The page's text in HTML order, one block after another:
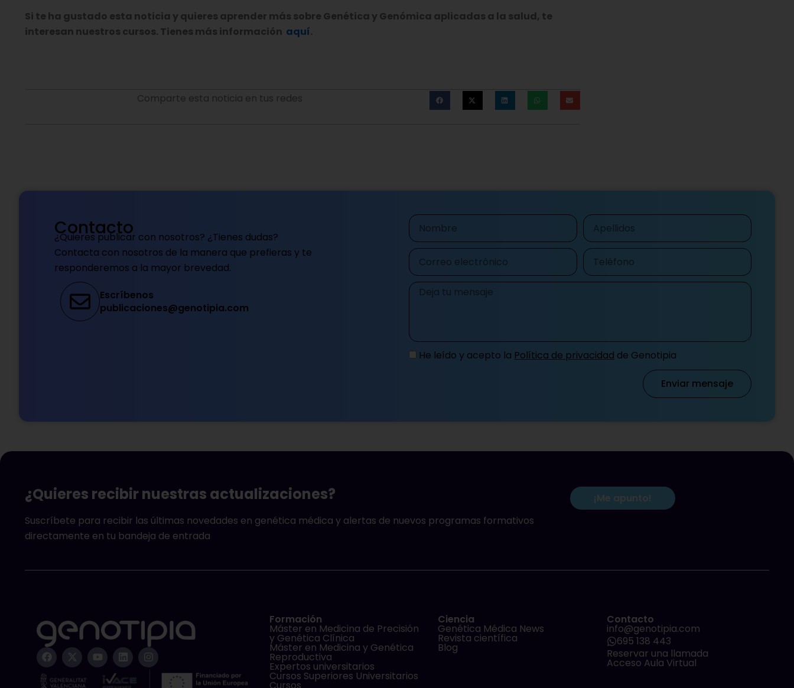
Si te ha gustado esta noticia y quieres aprender más sobre Genética y Genómica aplicadas a la salud, te
interesan nuestros cursos. Tienes más información aquí.
Comparte esta noticia en tus redes
Contacto
¿Quieres publicar con nosotros? ¿Tienes dudas?
Contacta con nosotros de la manera que prefieras y te
responderemos a la mayor brevedad.
Escríbenos
publicaciones@genotipia.com
Nombre Apellidos
Correo
electrónico
Teléfono
Mensaje
He leído y acepto la Política de privacidad de Genotipia
Enviar mensaje
¿Quieres recibir nuestras actualizaciones?
Suscríbete para recibir las últimas novedades en genética médica y alertas de nuevos programas formativos
directamente en tu bandeja de entrada
¡Me apunto!
F
a
c
e
X
-
t
w
Y
o
u
L
i
n
k
I
n
s
Formación
Máster en Medicina de Precisión
y Genética Clínica
Máster en Medicina y Genética
Reproductiva
Expertos universitarios
Cursos Superiores Universitarios
Ciencia
Genética Médica News
Revista científica
Blog
Contacto
info@genotipia.com
695 138 443
Reservar una llamada
Acceso Aula Virtual